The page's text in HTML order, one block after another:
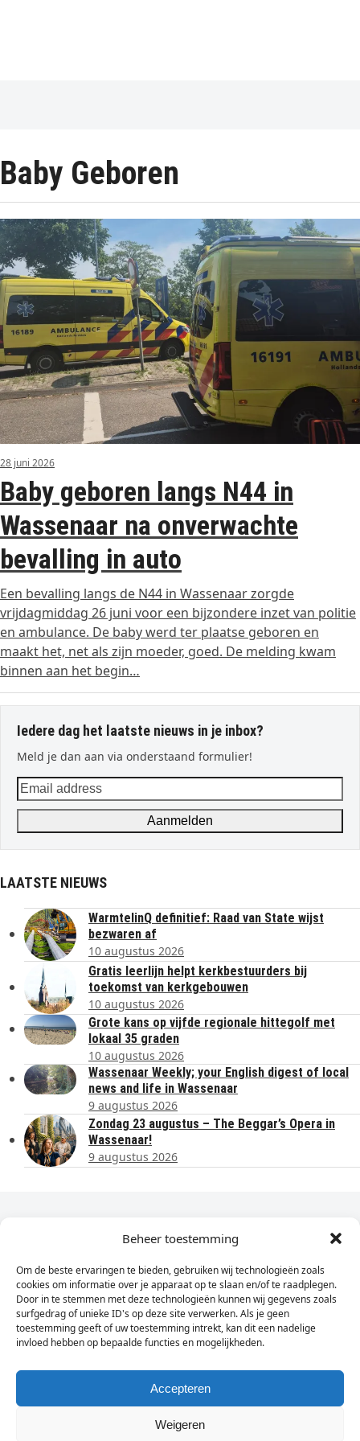
Beheer toestemming
Om de beste ervaringen te bieden, gebruiken wij technologieën zoals
cookies om informatie over je apparaat op te slaan en/of te raadplegen.
Door in te stemmen met deze technologieën kunnen wij gegevens zoals
surfgedrag of unieke ID's op deze site verwerken. Als je geen
toestemming geeft of uw toestemming intrekt, kan dit een nadelige
invloed hebben op bepaalde functies en mogelijkheden.
Accepteren
Weigeren
Baby Geboren
28 juni 2026
Baby geboren langs N44 in
Wassenaar na onverwachte
bevalling in auto
Een bevalling langs de N44 in Wassenaar zorgde
vrijdagmiddag 26 juni voor een bijzondere inzet van politie
en ambulance. De baby werd ter plaatse geboren en
maakt het, net als zijn moeder, goed. De melding kwam
binnen aan het begin…
Iedere dag het laatste nieuws in je inbox?
Meld je dan aan via onderstaand formulier!
Email
address
Aanmelden
LAATSTE NIEUWS
WarmtelinQ definitief: Raad van State wijst
bezwaren af
10 augustus 2026
Gratis leerlijn helpt kerkbestuurders bij
toekomst van kerkgebouwen
10 augustus 2026
Grote kans op vijfde regionale hittegolf met
lokaal 35 graden
10 augustus 2026
Wassenaar Weekly; your English digest of local
news and life in Wassenaar
9 augustus 2026
Zondag 23 augustus – The Beggar’s Opera in
Wassenaar!
9 augustus 2026
Dagelijks het laatste nieuws in je e-mail?
Vul
hier
je
e-
mailadres
in
Sign Up